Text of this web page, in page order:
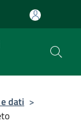
dati >